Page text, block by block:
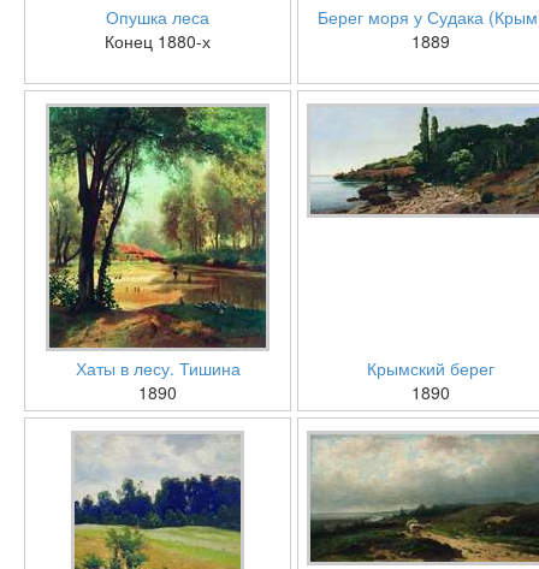
Опушка леса
Конец 1880-х
Берег моря у Судака
1889
Хаты в лесу. Тишина
1890
Крымский берег
1890